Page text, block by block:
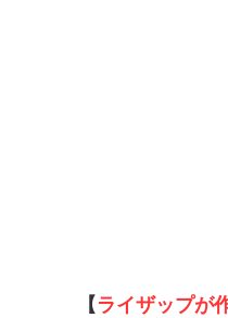
【ライザップが